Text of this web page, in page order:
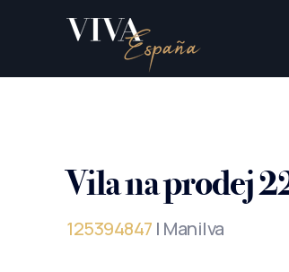
Vila na prodej
125394847 | Manilva